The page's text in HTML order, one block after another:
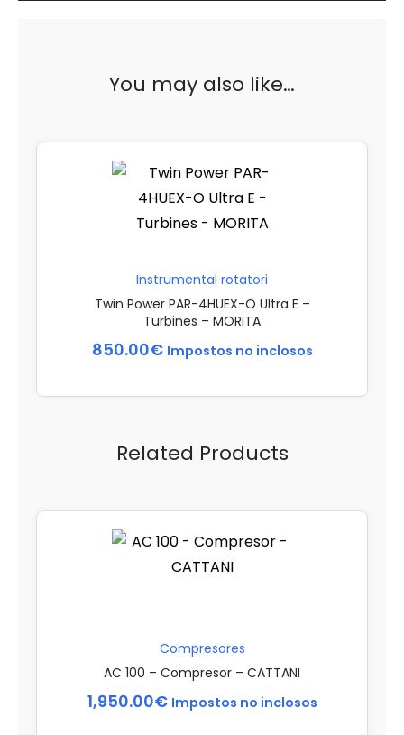
You may also like…
Instrumental rotatori
Twin Power PAR-4HUEX-O Ultra E –
Turbines – MORITA
850.00€ Impostos no inclosos
Related Products
Compresores
AC 100 – Compresor – CATTANI
1,950.00€ Impostos no inclosos